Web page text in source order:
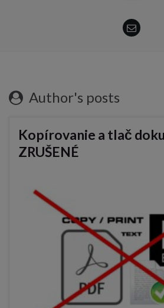
Author's posts
Kopírovanie a tlač
ZRUŠENÉ